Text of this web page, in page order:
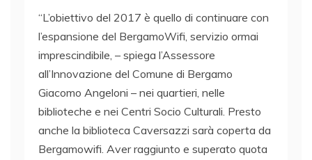
“L’obiettivo del 2017 è quello di continuare con
l’espansione del BergamoWifi, servizio ormai
imprescindibile, – spiega l’Assessore
all’Innovazione del Comune di Bergamo
Giacomo Angeloni – nei quartieri, nelle
biblioteche e nei Centri Socio Culturali. Presto
anche la biblioteca Caversazzi sarà coperta da
Bergamowifi. Aver raggiunto e superato quota